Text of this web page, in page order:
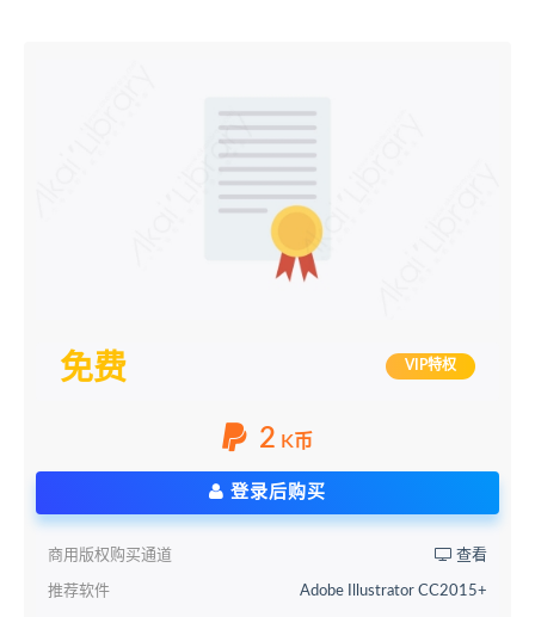
免费 VIP特权
2 K币
登录后购买
商用版权购买通道 查看
推荐软件 Adobe Illustrator CC2015+